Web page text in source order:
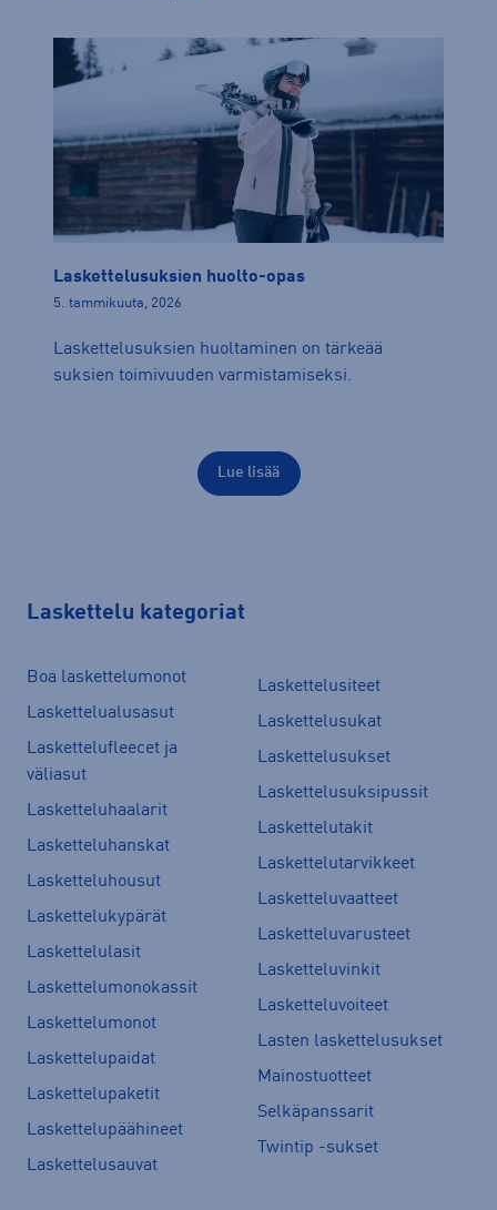
Laskettelusuksien huolto-opas
5. tammikuuta, 2026
Laskettelusuksien huoltaminen on tärkeää
suksien toimivuuden varmistamiseksi.
Lue lisää
Laskettelu kategoriat
Boa laskettelumonot
Laskettelualusasut
Laskettelufleecet ja
väliasut
Lasketteluhaalarit
Lasketteluhanskat
Lasketteluhousut
Laskettelukypärät
Laskettelulasit
Laskettelumonokassit
Laskettelumonot
Laskettelupaidat
Laskettelupaketit
Laskettelupäähineet
Laskettelusauvat
Laskettelusiteet
Laskettelusukat
Laskettelusukset
Laskettelusuksipussit
Laskettelutakit
Laskettelutarvikkeet
Lasketteluvaatteet
Lasketteluvarusteet
Lasketteluvinkit
Lasketteluvoiteet
Lasten laskettelusukset
Mainostuotteet
Selkäpanssarit
Twintip -sukset